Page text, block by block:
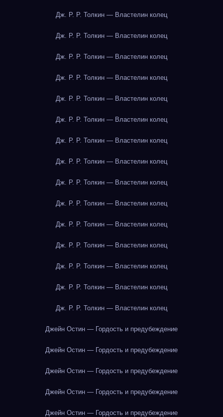
Дж. Р. Р. Толкин — Властелин колец
Дж. Р. Р. Толкин — Властелин колец
Дж. Р. Р. Толкин — Властелин колец
Дж. Р. Р. Толкин — Властелин колец
Дж. Р. Р. Толкин — Властелин колец
Дж. Р. Р. Толкин — Властелин колец
Дж. Р. Р. Толкин — Властелин колец
Дж. Р. Р. Толкин — Властелин колец
Дж. Р. Р. Толкин — Властелин колец
Дж. Р. Р. Толкин — Властелин колец
Дж. Р. Р. Толкин — Властелин колец
Дж. Р. Р. Толкин — Властелин колец
Дж. Р. Р. Толкин — Властелин колец
Дж. Р. Р. Толкин — Властелин колец
Дж. Р. Р. Толкин — Властелин колец
Джейн Остин — Гордость и предубеждение
Джейн Остин — Гордость и предубеждение
Джейн Остин — Гордость и предубеждение
Джейн Остин — Гордость и предубеждение
Джейн Остин — Гордость и предубеждение